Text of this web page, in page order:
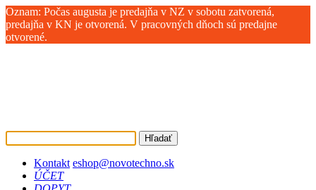
Oznam: Počas augusta je predajňa v NZ v sobotu zatvorená,
predajňa v KN je otvorená. V pracovných dňoch sú predajne
otvorené.
Hľadať
Kontakt eshop@novotechno.sk
ÚČET